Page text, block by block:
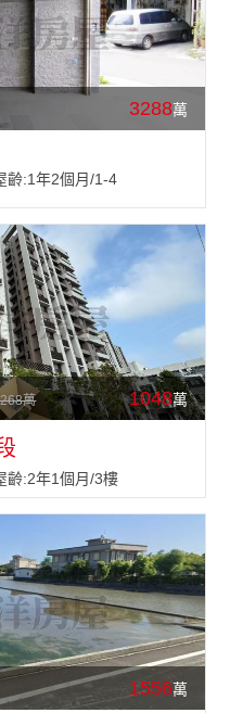
3288萬
齡:1年2個月/1-4
萬 1048萬
齡:2年1個月/3樓
1556萬